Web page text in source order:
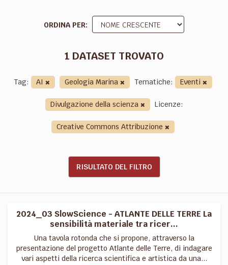
ORDINA PER
1 DATASET TROVATO
Tag: AI Geologia Marina Tematiche:
Eventi
Divulgazione della scienza
Licenze:
Creative Commons Attribuzione
RISULTATO DEL FILTRO
2024_03 SlowScience - ATLANTE DELLE TERRE La
sensibilità materiale tra ricer...
Una tavola rotonda che si propone, attraverso la
presentazione del progetto Atlante delle Terre, di indagare
vari aspetti della ricerca scientifica e artistica da una...